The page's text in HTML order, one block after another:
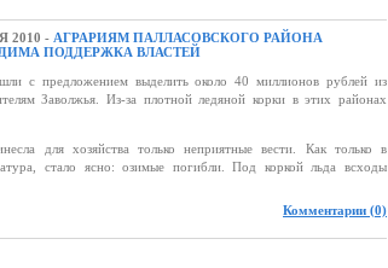
2010 - АГРАРИЯМ ПАЛЛАСОВСКОГО РАЙОНА
ПОДДЕРЖКА ВЛАСТЕЙ
с предложением выделить около 40 миллионов рублей из
Заволжья. Из-за плотной ледяной корки в этих районах
для хозяйства только неприятные вести. Как только в
стало ясно: озимые погибли. Под коркой льда всходы
Комментарии (0)